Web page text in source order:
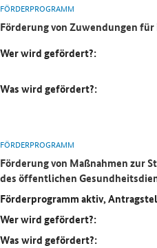
FÖRDERPROGRAMM
Förderung von Zuwendungen
Wer wird gefördert?:
Was wird gefördert?:
FÖRDERPROGRAMM
Förderung von Maßnahmen zur
des öffentlichen
Förderprogramm aktiv,
Wer wird gefördert?:
Was wird gefördert?: